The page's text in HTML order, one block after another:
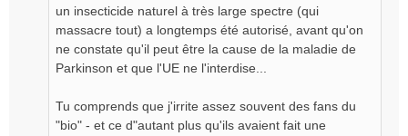
un insecticide naturel à très large spectre (qui
massacre tout) a longtemps été autorisé, avant qu'on
ne constate qu'il peut être la cause de la maladie de
Parkinson et que l'UE ne l'interdise...
Tu comprends que j'irrite assez souvent des fans du
"bio" - et ce d"autant plus qu'ils avaient fait une